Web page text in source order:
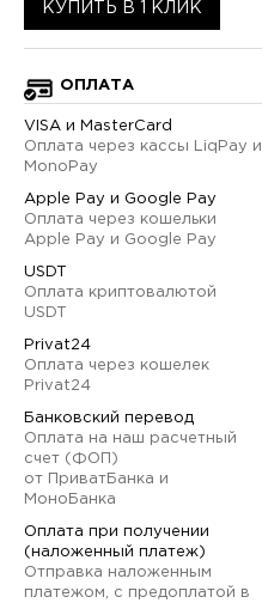
КУПИТЬ В 1 КЛИК
ОПЛАТА
VISA и MasterCard
Оплата через кассы LiqPay и
MonoPay
Apple Pay и Google Pay
Оплата через кошельки
Apple Pay и Google Pay
USDT
Оплата криптовалютой
USDT
Privat24
Оплата через кошелек
Privat24
Банковский перевод
Оплата на наш расчетный
счет (ФОП)
от ПриватБанка и
МоноБанка
Оплата при получении
(наложенный платеж)
Отправка наложенным
платежом, с предоплатой в